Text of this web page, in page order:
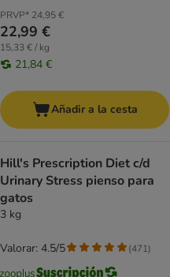
PRVP* 24,95 €
22,99 €
15,33 € / kg
21,84 €
Añadir a la cesta
Hill's Prescription Diet c/d
Urinary Stress pienso para
gatos
3 kg
Valorar: 4.5/5 (471)